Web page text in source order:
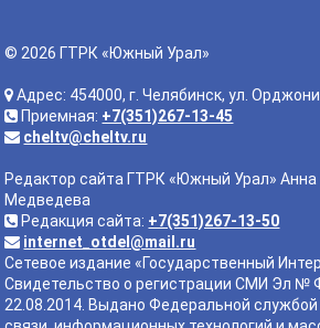
© 2026 ГТРК «Южный Урал»
Адрес: 454000, г. Челябинск, ул.
Приемная: +7(351)267-13-45
cheltv@cheltv.ru
Редактор сайта ГТРК «Южный Урал»
Медведева
Редакция сайта: +7(351)267-13-50
internet_otdel@mail.ru
Сетевое издание «Государственный
Свидетельство о регистрации СМИ Эл №
22.08.2014. Выдано Федеральной